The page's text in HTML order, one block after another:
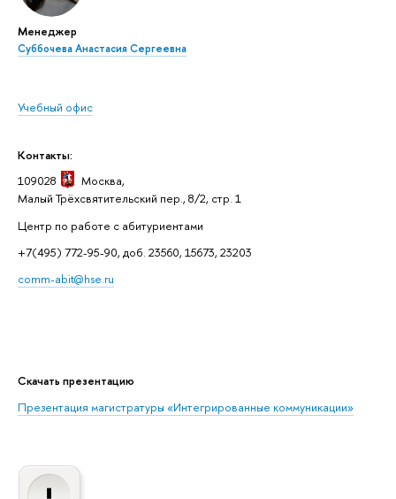
Менеджер
Суббочева Анастасия Сергеевна
Учебный офис
Контакты:
109028
Москва,
Малый Трёхсвятительский пер., 8/2, стр. 1
Центр по работе с абитуриентами
+7(495) 772-95-90, доб. 23560, 15673, 23203
comm-abit@hse.ru
Скачать презентацию
Презентация магистратуры «Интегрированные коммуникации»